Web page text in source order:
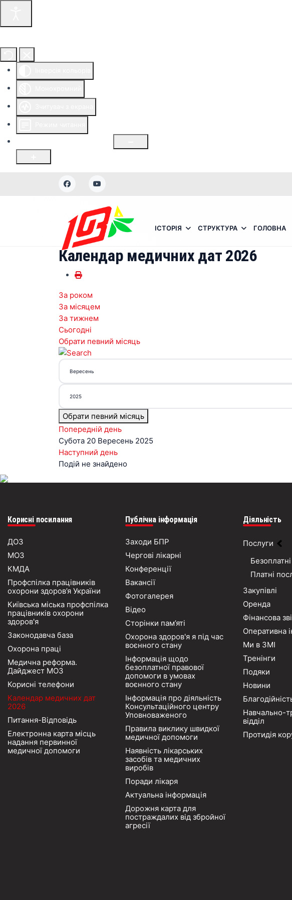
ІСТОРІЯ СТРУКТУРА ГОЛОВНА
Календар медичних дат 2026
За роком
За місяцем
За тижнем
Сьогодні
Обрати певний місяць
Обрати певний місяць
Попередній день
Субота 20 Вересень 2025
Наступний день
Подій не знайдено
Корисні посилання
ДОЗ
МОЗ
КМДА
Профспілка працівників
охорони здоров’я України
Київська міська профспілка
працівників охорони
здоров'я
Законодавча база
Охорона праці
Медична реформа.
Дайджест МОЗ
Корисні телефони
Календар медичних дат
2026
Питання-Відповідь
Електронна карта місць
надання первинної
медичної допомоги
Публічна інформація
Заходи БПР
Чергові лікарні
Конференції
Вакансії
Фотогалерея
Відео
Сторінки пам’яті
Охорона здоров'я я під час
воєнного стану
Інформація щодо
безоплатної правової
допомоги в умовах
воєнного стану
Інформація про діяльність
Консультаційного центру
Уповноваженого
Правила виклику швидкої
медичної допомоги
Наявність лікарських
засобів та медичних
виробів
Поради лікаря
Актуальна інформація
Дорожня карта для
постраждалих від збройної
агресії
Діяльність
Послуги
Платні
Закупівлі
Оренда
Фінансова
Оперативна
Ми в ЗМІ
Тренінги
Подяки
Новини
Навчально-
відділ
Протидія